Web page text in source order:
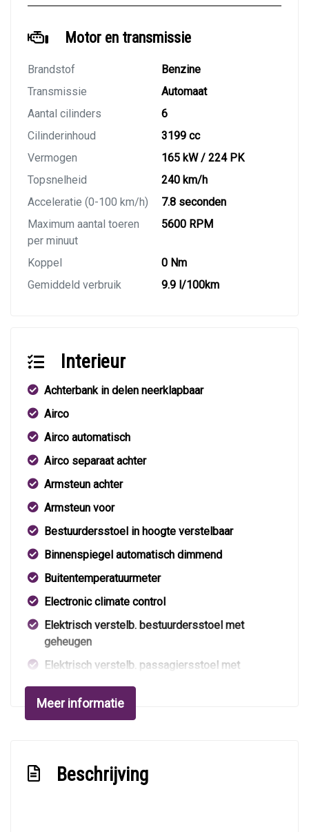
Motor en transmissie
Brandstof
Benzine
Transmissie
Automaat
Aantal cilinders
6
Cilinderinhoud
3199 cc
Vermogen
165 kW / 224 PK
Topsnelheid
240 km/h
Acceleratie (0-100 km/h)
7.8 seconden
Maximum aantal toeren
per minuut
5600 RPM
Koppel
0 Nm
Gemiddeld verbruik
9.9 l/100km
Interieur
Achterbank in delen neerklapbaar
Airco
Airco automatisch
Airco separaat achter
Armsteun achter
Armsteun voor
Bestuurdersstoel in hoogte verstelbaar
Binnenspiegel automatisch dimmend
Buitentemperatuurmeter
Electronic climate control
Elektrisch verstelb. bestuurdersstoel met
geheugen
Elektrisch verstelb. passagiersstoel met
Elektrisch verstelbare bestuurdersstoel
Hoofdsteunen voor en achter
Meer informatie
Beschrijving